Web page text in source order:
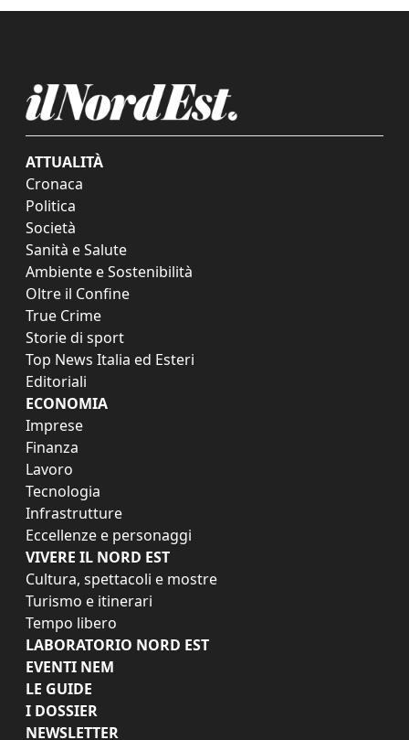
ATTUALITÀ
Cronaca
Politica
Società
Sanità e Salute
Ambiente e Sostenibilità
Oltre il Confine
True Crime
Storie di sport
Top News Italia ed Esteri
Editoriali
ECONOMIA
Imprese
Finanza
Lavoro
Tecnologia
Infrastrutture
Eccellenze e personaggi
VIVERE IL NORD EST
Cultura, spettacoli e mostre
Turismo e itinerari
Tempo libero
LABORATORIO NORD EST
EVENTI NEM
LE GUIDE
I DOSSIER
NEWSLETTER